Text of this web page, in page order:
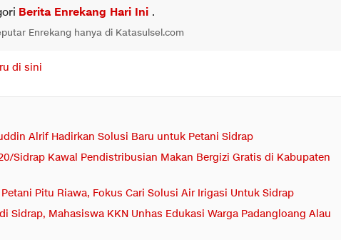
Berita Enrekang Hari Ini .
Enrekang hanya di Katasulsel.com
di sini
Alrif Hadirkan Solusi Baru untuk Petani Sidrap
Sidrap Kawal Pendistribusian Makan Bergizi Gratis di Kabupaten
Pitu Riawa, Fokus Cari Solusi Air Irigasi Untuk Sidrap
Sidrap, Mahasiswa KKN Unhas Edukasi Warga Padangloang Alau